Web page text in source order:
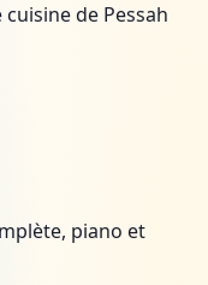
de Pessah
piano et